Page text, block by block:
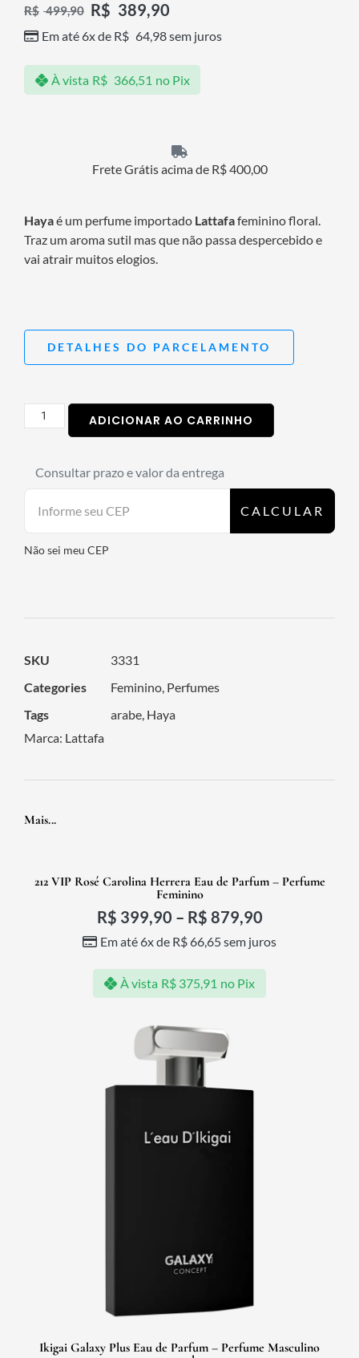
R$ 499,90 R$ 389,90
Em até 6x de R$ 64,98sem juros
À vista R$ 366,51 no Pix
Frete Grátis acima de R$ 400,00
Hayaé um perfume importado Lattafafeminino floral.
Traz um aroma sutil mas que não passa despercebido e
vai atrair muitos elogios.
DETALHES DO PARCELAMENTO
ADICIONAR AO CARRINHO
Consultar prazo e valor da entrega
CALCULAR
Não sei meu CEP
SKU
3331
Categories
Feminino Perfumes
Tags
arabe Haya
Marca: Lattafa
Mais...
212 VIP Rosé Carolina Herrera Eau de Parfum – Perfume
Feminino
R$ 399,90 – R$ 879,90
Em até 6x de R$ 66,65sem juros
À vista R$ 375,91 no Pix
Ikigai Galaxy Plus Eau de Parfum – Perfume Masculino